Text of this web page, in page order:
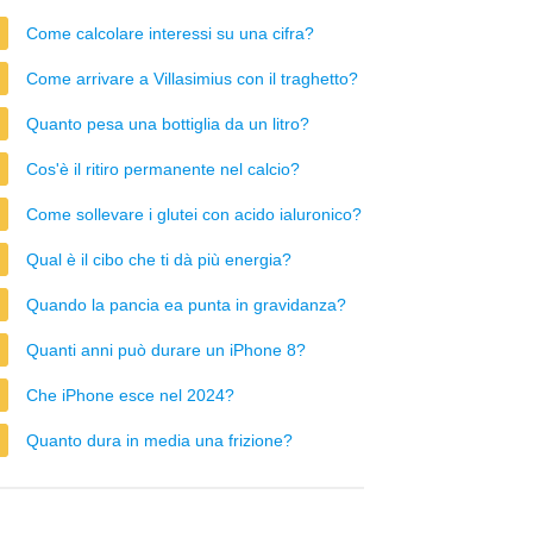
Come calcolare interessi su una cifra?
Come arrivare a Villasimius con il traghetto?
Quanto pesa una bottiglia da un litro?
Cos'è il ritiro permanente nel calcio?
Come sollevare i glutei con acido ialuronico?
Qual è il cibo che ti dà più energia?
Quando la pancia ea punta in gravidanza?
Quanti anni può durare un iPhone 8?
Che iPhone esce nel 2024?
Quanto dura in media una frizione?